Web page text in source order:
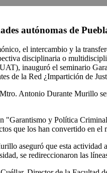
autónomas de
el intercambio y la
disciplinaria o
inauguró el seminario
de la Red ¿Impartición de
Antonio Durante Murillo
y Política
que los han convertido en
aseguró que esta actividad
se redireccionaron las